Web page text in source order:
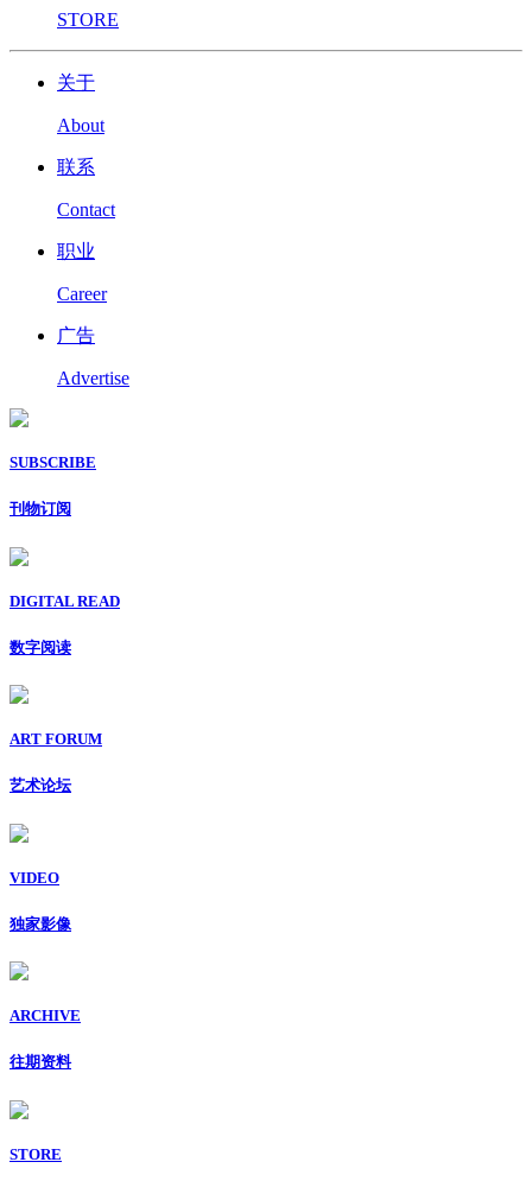
STORE
关于
About
联系
Contact
职业
Career
广告
Advertise
SUBSCRIBE
刊物订阅
DIGITAL READ
数字阅读
ART FORUM
艺术论坛
VIDEO
独家影像
ARCHIVE
往期资料
STORE